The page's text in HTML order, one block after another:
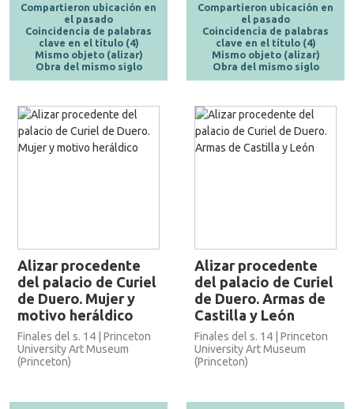
Compartieron ubicación en
el pasado
Coincidencia de palabras
clave en el título (4)
Mismo objeto (alizar)
Obra del mismo siglo
Compartieron ubicación en
el pasado
Coincidencia de palabras
clave en el título (4)
Mismo objeto (alizar)
Obra del mismo siglo
Alizar procedente
del palacio de Curiel
de Duero. Mujer y
motivo heráldico
Finales del s. 14 | Princeton
University Art Museum
(Princeton)
Alizar procedente
del palacio de Curiel
de Duero. Armas de
Castilla y León
Finales del s. 14 | Princeton
University Art Museum
(Princeton)